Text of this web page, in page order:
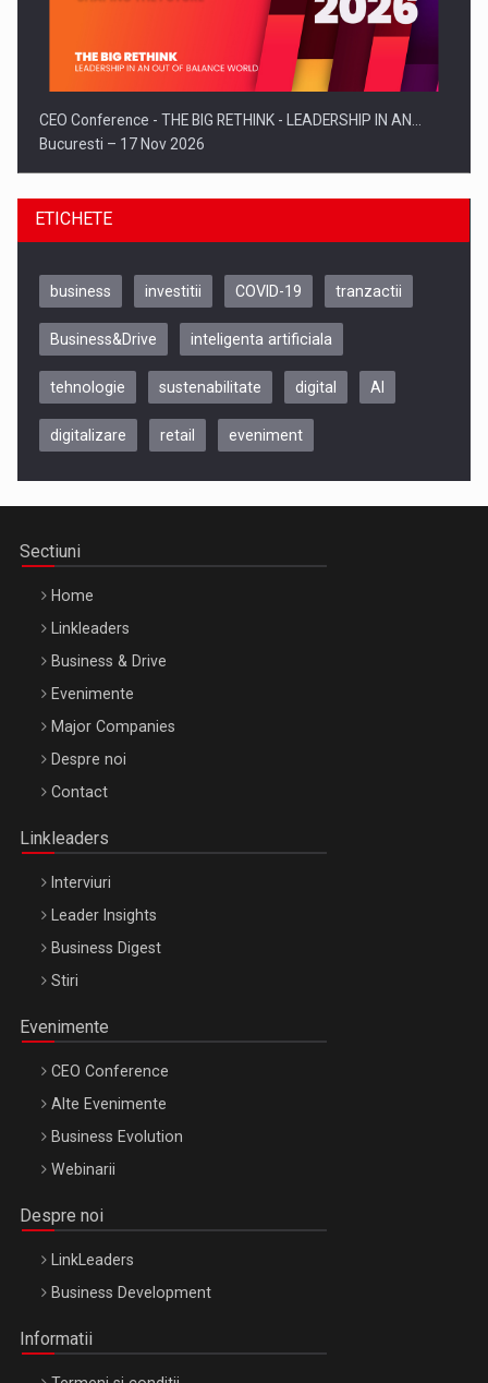
CEO Conference - THE BIG RETHINK - LEADERSHIP IN AN…
Bucuresti – 17 Nov 2026
Be Inspired. Make it Happen!, CLUJ, 9 Decembrie
Be Inspired. Make it Happen!, ARTEMIS LETO, ORADEA, 8
Octombrie
ETICHETE
business investitii COVID-19 tranzactii
Business&Drive inteligenta artificiala
tehnologie sustenabilitate digital AI
digitalizare retail eveniment
Sectiuni
Home
Linkleaders
Business & Drive
Evenimente
Major Companies
Despre noi
Contact
Linkleaders
Interviuri
Leader Insights
Business Digest
Stiri
Evenimente
CEO Conference
Alte Evenimente
Business Evolution
Webinarii
Despre noi
LinkLeaders
Business Development
Informatii